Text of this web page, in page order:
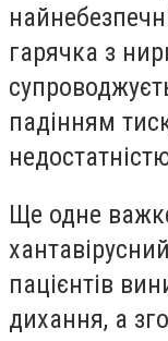
гарячка з
падінням
Ще одне
пацієнтів
дихання, а